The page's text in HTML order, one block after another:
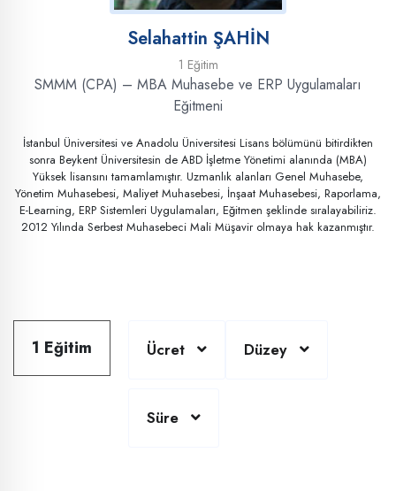
Selahattin ŞAHİN
1 Eğitim
SMMM (CPA) – MBA Muhasebe ve ERP Uygulamaları
Eğitmeni
İstanbul Üniversitesi ve Anadolu Üniversitesi Lisans bölümünü bitirdikten
sonra Beykent Üniversitesin de ABD İşletme Yönetimi alanında (MBA)
Yüksek lisansını tamamlamıştır. Uzmanlık alanları Genel Muhasebe,
Yönetim Muhasebesi, Maliyet Muhasebesi, İnşaat Muhasebesi, Raporlama,
E-Learning, ERP Sistemleri Uygulamaları, Eğitmen şeklinde sıralayabiliriz.
2012 Yılında Serbest Muhasebeci Mali Müşavir olmaya hak kazanmıştır.
1 Eğitim Ücret Düzey
Süre